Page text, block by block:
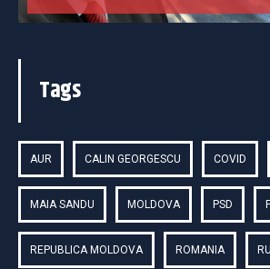
Tags
AUR CALIN GEORGESCU COVID
MAIA SANDU MOLDOVA PSD
REPUBLICA MOLDOVA ROMANIA